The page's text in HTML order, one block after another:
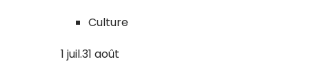
Culture
1 juil.31 août